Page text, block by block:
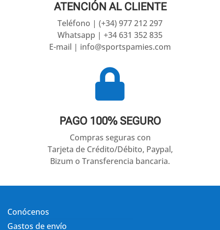
ATENCIÓN AL CLIENTE
Teléfono | (+34) 977 212 297
Whatsapp | +34 631 352 835
E-mail | info@sportspamies.com

PAGO 100% SEGURO
Compras seguras con
Tarjeta de Crédito/Débito, Paypal,
Bizum o Transferencia bancaria.
Conócenos
Gastos de envío